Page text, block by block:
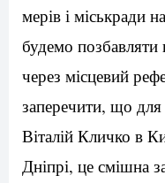
мерів і міськради
будемо
через місцевий
заперечити, що
Віталій Кличко в
Дніпрі, це смішна